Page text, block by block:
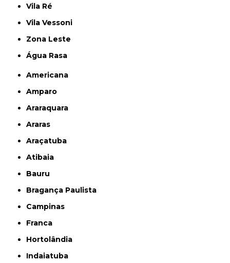
Vila Ré
Vila Vessoni
Zona Leste
Água Rasa
Americana
Amparo
Araraquara
Araras
Araçatuba
Atibaia
Bauru
Bragança Paulista
Campinas
Franca
Hortolândia
Indaiatuba